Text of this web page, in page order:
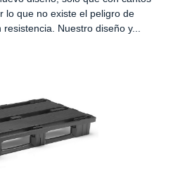
lo que no existe el peligro de
Nuestro diseño y...